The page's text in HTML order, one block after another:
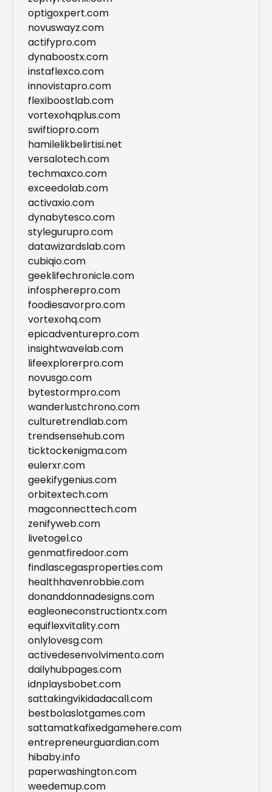
optigoxpert.com
novuswayz.com
actifypro.com
dynaboostx.com
instaflexco.com
innovistapro.com
flexiboostlab.com
vortexohqplus.com
swiftiopro.com
hamilelikbelirtisi.net
versalotech.com
techmaxco.com
exceedolab.com
activaxio.com
dynabytesco.com
stylegurupro.com
datawizardslab.com
cubiqio.com
geeklifechronicle.com
infospherepro.com
foodiesavorpro.com
vortexohq.com
epicadventurepro.com
insightwavelab.com
lifeexplorerpro.com
novusgo.com
bytestormpro.com
wanderlustchrono.com
culturetrendlab.com
trendsensehub.com
ticktockenigma.com
eulerxr.com
geekifygenius.com
orbitextech.com
magconnecttech.com
zenifyweb.com
livetogel.co
genmatfiredoor.com
findlascegasproperties.com
healthhavenrobbie.com
donanddonnadesigns.com
eagleoneconstructiontx.com
equiflexvitality.com
onlylovesg.com
activedesenvolvimento.com
dailyhubpages.com
idnplaysbobet.com
sattakingvikidadacall.com
bestbolaslotgames.com
sattamatkafixedgamehere.com
entrepreneurguardian.com
hibaby.info
paperwashington.com
weedemup.com